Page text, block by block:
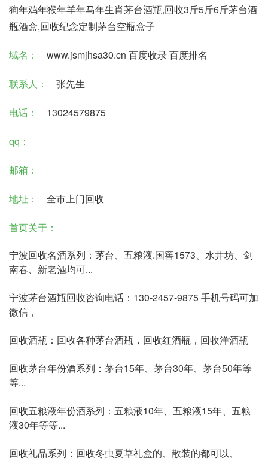
狗年鸡年猴年羊年马年生肖茅台酒瓶,回收3斤5斤6斤茅台酒
瓶酒盒,回收纪念定制茅台空瓶盒子
域名： www.jsmjhsa30.cn 百度收录百度排名
联系人： 张先生
电话： 13024579875
qq：
邮箱：
地址： 全市上门回收
首页关于：
宁波回收名酒系列：茅台、五粮液.国窖1573、水井坊、剑
南春、新老酒均可...
宁波茅台酒瓶回收咨询电话：130-2457-9875 手机号码可加
微信，
回收酒瓶：回收各种茅台酒瓶，回收红酒瓶，回收洋酒瓶
回收茅台年份酒系列：茅台15年、茅台30年、茅台50年等
等...
回收五粮液年份酒系列：五粮液10年、五粮液15年、五粮
液30年等等...
回收礼品系列：回收冬虫夏草礼盒的、散装的都可以、